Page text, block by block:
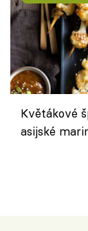
Květákové
asijské